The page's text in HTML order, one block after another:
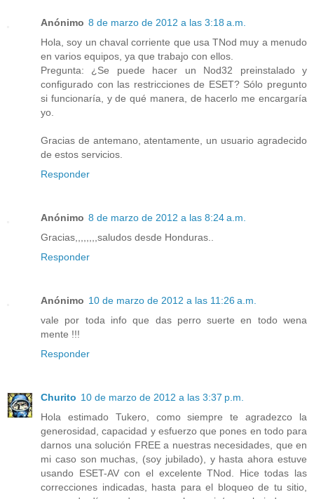
Anónimo 8 de marzo de 2012 a las 3:18 a.m.
Hola, soy un chaval corriente que usa TNod muy a menudo
en varios equipos, ya que trabajo con ellos.
Pregunta: ¿Se puede hacer un Nod32 preinstalado y
configurado con las restricciones de ESET? Sólo pregunto
si funcionaría, y de qué manera, de hacerlo me encargaría
yo.
Gracias de antemano, atentamente, un usuario agradecido
de estos servicios.
Responder
Anónimo 8 de marzo de 2012 a las 8:24 a.m.
Gracias,,,,,,,,saludos desde Honduras..
Responder
Anónimo 10 de marzo de 2012 a las 11:26 a.m.
vale por toda info que das perro suerte en todo wena
mente !!!
Responder
Churito 10 de marzo de 2012 a las 3:37 p.m.
Hola estimado Tukero, como siempre te agradezco la
generosidad, capacidad y esfuerzo que pones en todo para
darnos una solución FREE a nuestras necesidades, que en
mi caso son muchas, (soy jubilado), y hasta ahora estuve
usando ESET-AV con el excelente TNod. Hice todas las
correcciones indicadas, hasta para el bloqueo de tu sitio,